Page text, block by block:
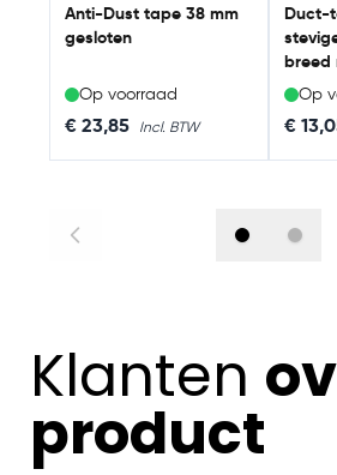
Anti-Dust tape 38 mm
gesloten
Op voorraad
€ 23,85
Duct-
breed
Op
€
Klanten
product